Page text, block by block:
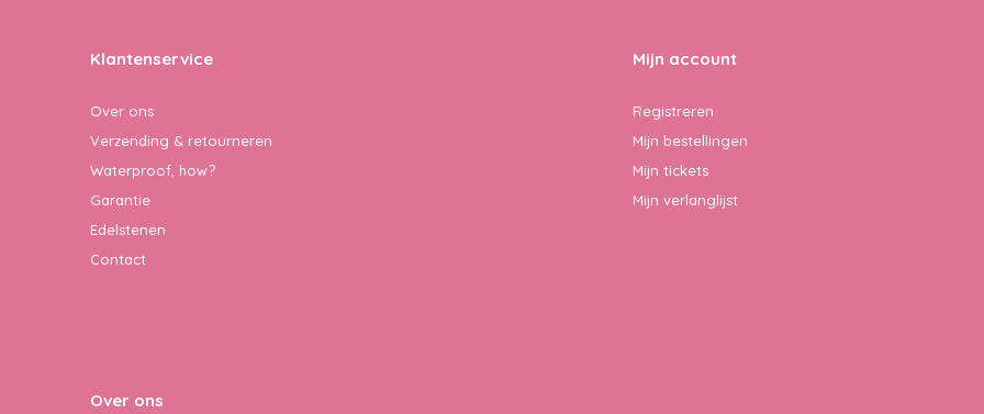
Klantenservice
Over ons
Verzending & retourneren
Waterproof, how?
Garantie
Edelstenen
Contact
Mijn account
Registreren
Mijn bestellingen
Mijn tickets
Mijn verlanglijst
Over ons